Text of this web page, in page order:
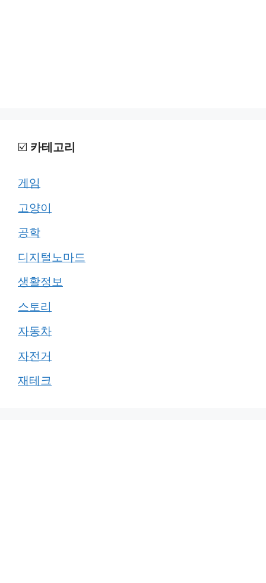
☑️ 카테고리
게임
고양이
공학
디지털노마드
생활정보
스토리
자동차
자전거
재테크